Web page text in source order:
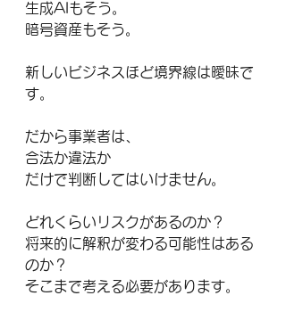
生成AIもそう。
暗号資産もそう。
新しいビジネスほど境界線は曖昧で
す。
だから事業者は、
合法か違法か
だけで判断してはいけません。
どれくらいリスクがあるのか？
将来的に解釈が変わる可能性はある
のか？
そこまで考える必要があります。